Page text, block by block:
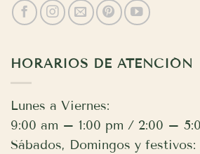
HORARIOS DE ATENCIÓN
Lunes a Viernes:
9:00 am – 1:00 pm / 2:00 –
Sábados, Domingos y festivos: